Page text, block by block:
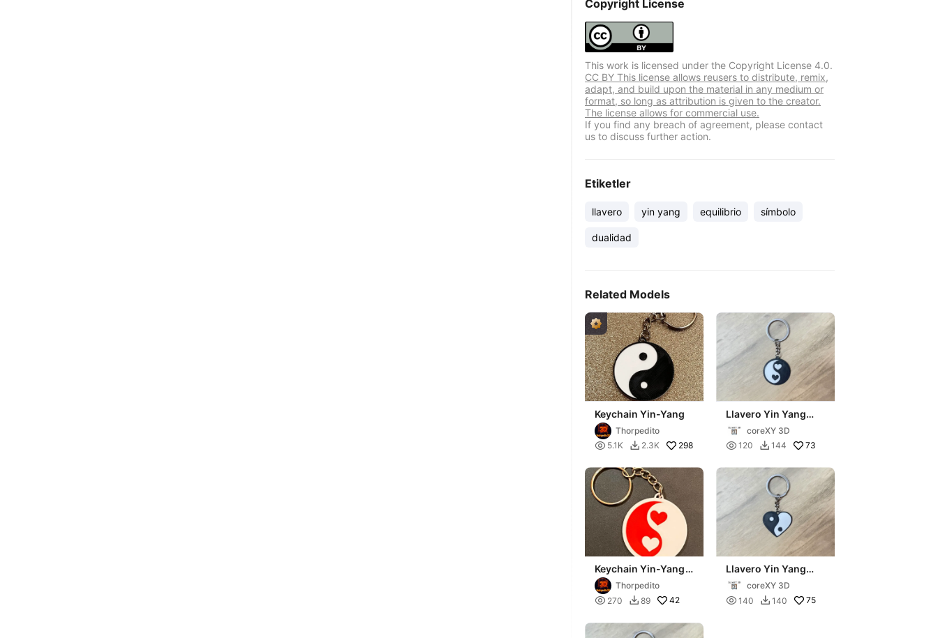
Copyright License
This work is licensed under the Copyright License 4.0.
CC BY This license allows reusers to distribute, remix,
adapt, and build upon the material in any medium or
format, so long as attribution is given to the creator.
The license allows for commercial use.
If you find any breach of agreement, please contact
us to discuss further action.
Etiketler
llavero yin yang equilibrio símbolo
dualidad
Related Models
Keychain Yin-Yang
Thorpedito
 5.1K  2.3K 298
Llavero Yin Yang
coeur 2coreXY 3D
 120  144 73
Keychain Yin-Yang
LoversThorpedito
 270  89 42
Llavero Yin Yang
coeurcoreXY 3D
 140  140 75